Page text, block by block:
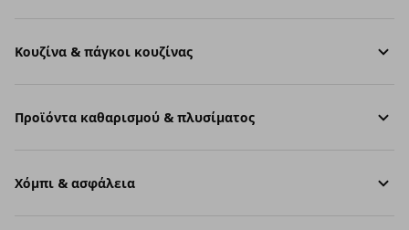
Κουζίνα & πάγκοι κουζίνας
Προϊόντα καθαρισμού & πλυσίματος
Χόμπι & ασφάλεια